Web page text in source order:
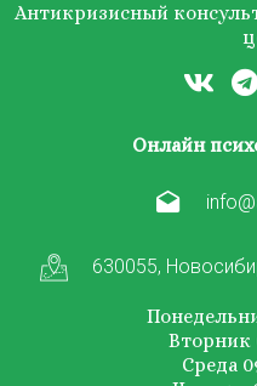
Антикризисный
Онлайн
630055,
Вторник
Среда